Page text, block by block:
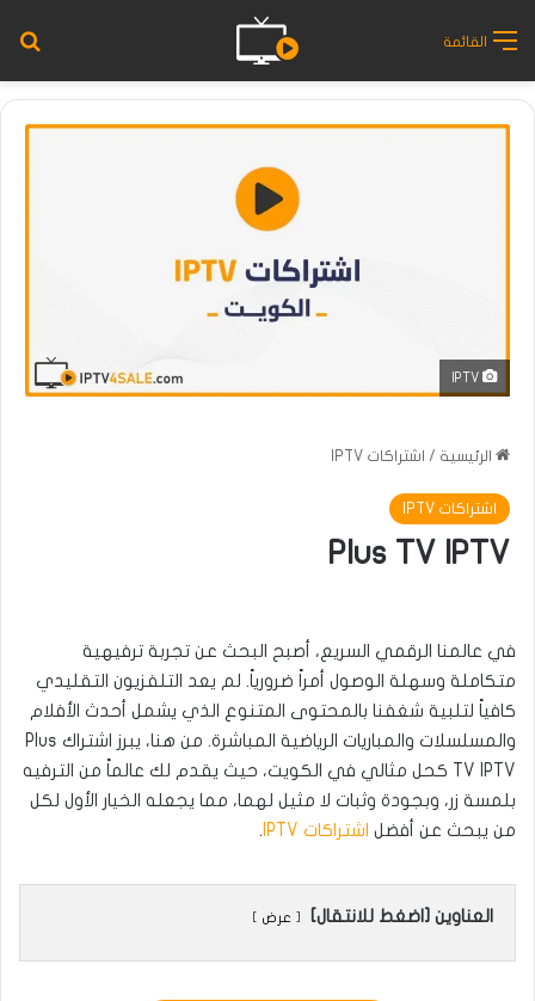
القائمة
الرئيسية / اشتراكات IPTV
اشتراكات IPTV
Plus TV IPTV
في عالمنا الرقمي السريع، أصبح البحث عن تجربة ترفيهية
متكاملة وسهلة الوصول أمراً ضرورياً. لم يعد التلفزيون التقليدي
كافياً لتلبية شغفنا بالمحتوى المتنوع الذي يشمل أحدث الأفلام
والمسلسلات والمباريات الرياضية المباشرة. من هنا، يبرز اشتراك Plus
TV IPTV كحل مثالي في الكويت، حيث يقدم لك عالماً من الترفيه
بلمسة زر، وبجودة وثبات لا مثيل لهما، مما يجعله الخيار الأول لكل
من يبحث عن أفضل اشتراكات IPTV .
العناوين [اضغط للانتقال] عرض